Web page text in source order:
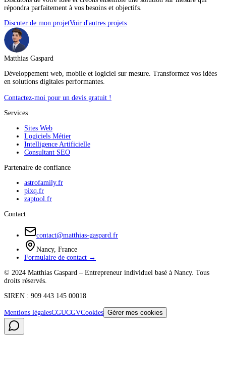
répondra parfaitement à vos besoins et objectifs.
Discuter de mon projetVoir d'autres projets
Matthias Gaspard
Développement web, mobile et logiciel sur mesure. Transformez vos idées
en solutions digitales performantes.
Contactez-moi pour un devis gratuit !
Services
Sites Web
Logiciels Métier
Intelligence Artificielle
Consultant SEO
Partenaire de confiance
astrofamily.fr
pixq.fr
zaptool.fr
Contact
contact@matthias-gaspard.fr
Nancy, France
Formulaire de contact →
© 2024 Matthias Gaspard – Entrepreneur individuel basé à Nancy. Tous
droits réservés.
SIREN : 909 443 145 00018
Mentions légalesCGUCGVCookies Gérer mes cookies